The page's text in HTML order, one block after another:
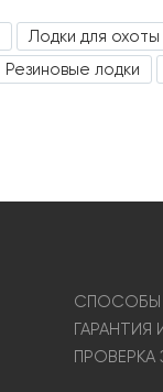
Лодки для охоты
Резиновые лодки
СПОСОБЫ
ГАРАНТИЯ
ПРОВЕРКА